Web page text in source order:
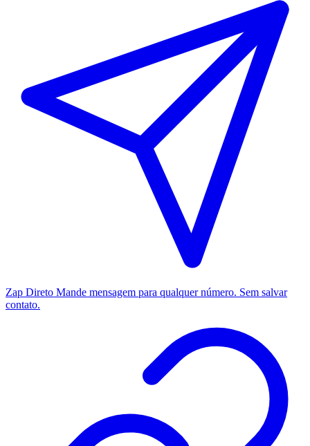
Zap Direto Mande mensagem para qualquer número. Sem salvar
contato.